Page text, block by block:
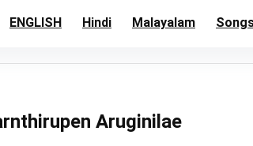
ENGLISH Hindi Malayalam
Aruginilae